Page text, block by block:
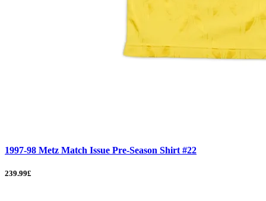
1997-98 Metz Match Issue Pre-Season Shirt #22
239.99£